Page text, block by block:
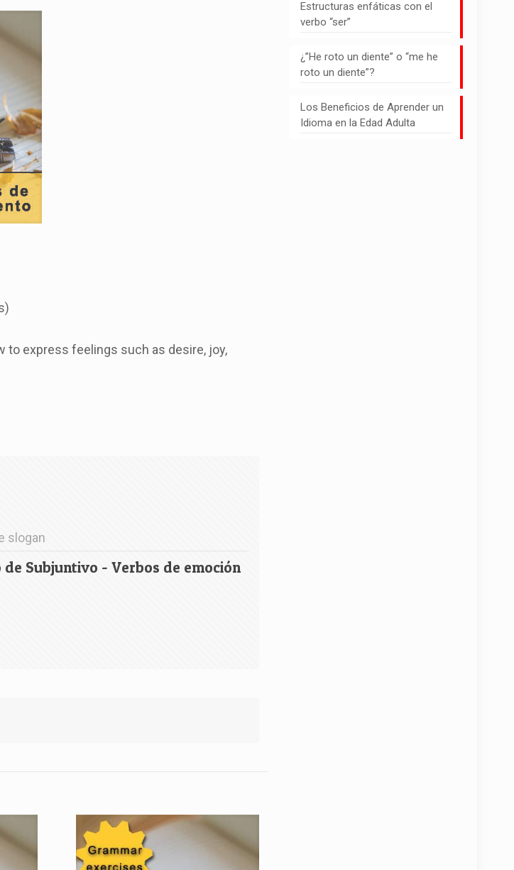
to express feelings such as desire, joy,
slogan
de Subjuntivo - Verbos de emoción
Estructuras enfáticas con el
verbo “ser”
¿”He roto un diente” o “me he
roto un diente”?
Los Beneficios de Aprender un
Idioma en la Edad Adulta